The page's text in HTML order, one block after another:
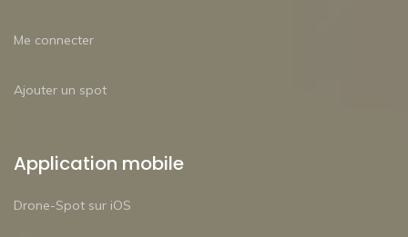
Me connecter
Ajouter un spot
Application mobile
Drone-Spot sur iOS